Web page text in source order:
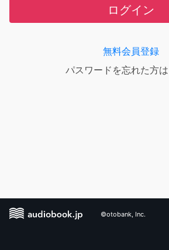
ログイン
無料会員登録
パスワードを忘れた方は
©otobank, Inc.